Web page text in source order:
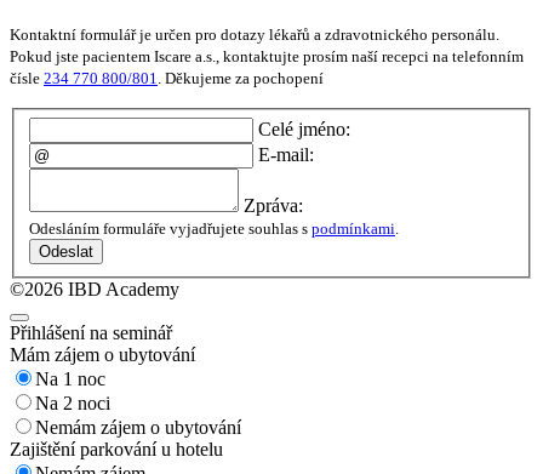
Kontaktní formulář je určen pro dotazy lékařů a zdravotnického personálu.
Pokud jste pacientem Iscare a.s., kontaktujte prosím naší recepci na telefonním
čísle 234 770 800/801. Děkujeme za pochopení
Celé jméno:
E-mail:
Zpráva:
Odesláním formuláře vyjadřujete souhlas s podmínkami
Odeslat
©2026 IBD Academy
Přihlášení na seminář
Mám zájem o ubytování
Na 1 noc
Na 2 noci
Nemám zájem o ubytování
Zajištění parkování u hotelu